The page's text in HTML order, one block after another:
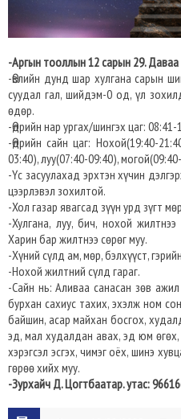
-Аргын тооллын 12 сарын 29. Даваа
-Өвлийн дунд шар хулгана сарын
суудал гал, шийдэм-0 од, үл
өдөр.
-Өдрийн нар ургах/шингэх цаг: 08:41-
-Өдрийн сайн цаг: Нохой(19:40-
03:40), луу(07:40-09:40),
-Үс засуулахад эрхтэн хүчин
цээрлэвэл зохилтой.
-Хол газар явагсад зүүн урд зүгт
-Хулгана, луу, бич, нохой
Харин бар жилтнээ сөрөг муу.
-Хүний сүлд ам, мөр, бэлхүүст,
-Нохой жилтний сүлд гараг.
-Сайн нь: Аливаа санасан зөв
бурхан сахиус тахих, эхэлж ном
байшин, асар майхан босгох,
эд, мал худалдан авах, эд юм
хэрэгсэл эсгэх, чимэг оёх, шинэ
гөрөө хийх муу.
-Зурхайч Д. Цогтбаатар. утас: